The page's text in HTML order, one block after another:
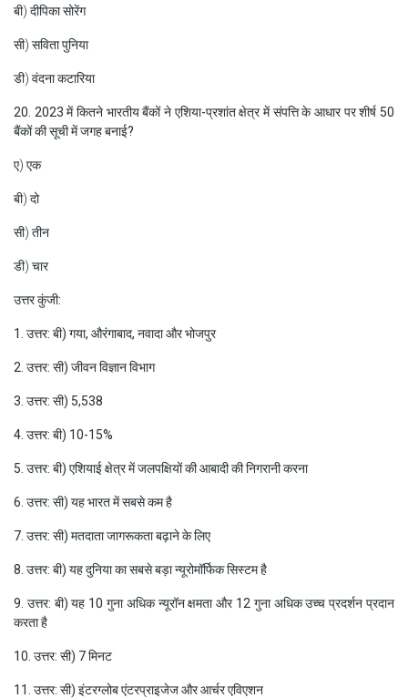
बी) दीपिका सोरेंग
सी) सविता पुनिया
डी) वंदना कटारिया
20. 2023 में कितने भारतीय बैंकों ने एशिया-प्रशांत क्षेत्र में संपत्ति के आधार पर शीर्ष 50
बैंकों की सूची में जगह बनाई?
ए) एक
बी) दो
सी) तीन
डी) चार
उत्तर कुंजी:
1. उत्तर: बी) गया, औरंगाबाद, नवादा और भोजपुर
2. उत्तर: सी) जीवन विज्ञान विभाग
3. उत्तर: सी) 5,538
4. उत्तर: बी) 10-15%
5. उत्तर: बी) एशियाई क्षेत्र में जलपक्षियों की आबादी की निगरानी करना
6. उत्तर: सी) यह भारत में सबसे कम है
7. उत्तर: सी) मतदाता जागरूकता बढ़ाने के लिए
8. उत्तर: बी) यह दुनिया का सबसे बड़ा न्यूरोमॉर्फिक सिस्टम है
9. उत्तर: बी) यह 10 गुना अधिक न्यूरॉन क्षमता और 12 गुना अधिक उच्च प्रदर्शन प्रदान
करता है
10. उत्तर: सी) 7 मिनट
11. उत्तर: सी) इंटरग्लोब एंटरप्राइजेज और आर्चर एविएशन